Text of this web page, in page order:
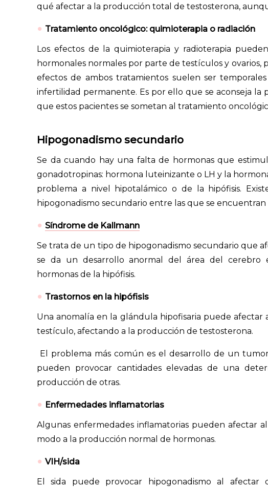
qué afectar a la producción total de testosterona,
Tratamiento oncológico: quimioterapia o radiación
Los efectos de la quimioterapia y radioterapia
hormonales normales por parte de testículos y ovarios,
efectos de ambos tratamientos suelen ser
infertilidad permanente. Es por ello que se aconseja la
que estos pacientes se sometan al tratamiento
Hipogonadismo secundario
Se da cuando hay una falta de hormonas que
gonadotropinas: hormona luteinizante o LH y la
problema a nivel hipotalámico o de la hipófisis.
hipogonadismo secundario entre las que se encuentran
Síndrome de Kallmann
Se trata de un tipo de hipogonadismo secundario que
se da un desarrollo anormal del área del cerebro
hormonas de la hipófisis.
Trastornos en la hipófisis
Una anomalía en la glándula hipofisaria puede afectar
testículo, afectando a la producción de testosterona.
El problema más común es el desarrollo de un
pueden provocar cantidades elevadas de una
producción de otras.
Enfermedades inflamatorias
Algunas enfermedades inflamatorias pueden afectar
modo a la producción normal de hormonas.
VIH/sida
El sida puede provocar hipogonadismo al